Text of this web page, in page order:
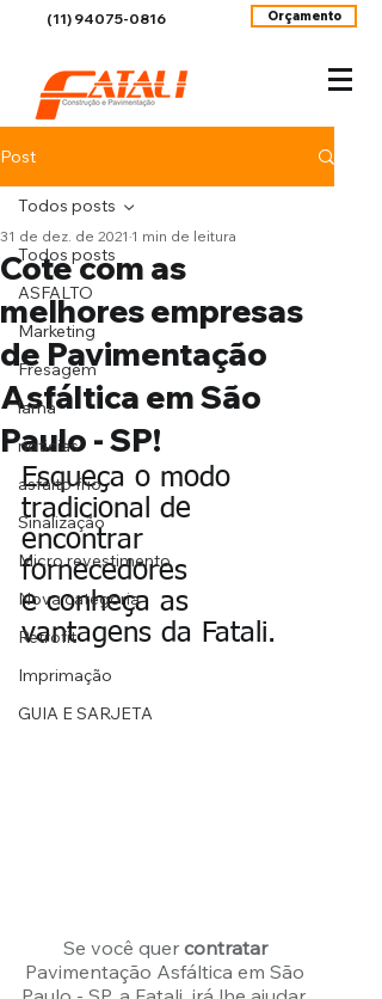
(11) 94075-0816 Orçamento
Post
Todos posts
ASFALTO
Marketing
Fresagem
lama
noticias
asfalto frio
Sinalização
Micro revestimento
Nova categoria
Retrofit
Imprimação
GUIA E SARJETA
Todos posts
Cote com as
melhores empresas
de Pavimentação
Asfáltica em São
Paulo - SP!
31 de dez. de 2021 1 min de leitura
Esqueça o modo
tradicional de
encontrar
fornecedores
e conheça as
vantagens da Fatali.
Se você quer contratar
Pavimentação Asfáltica em São